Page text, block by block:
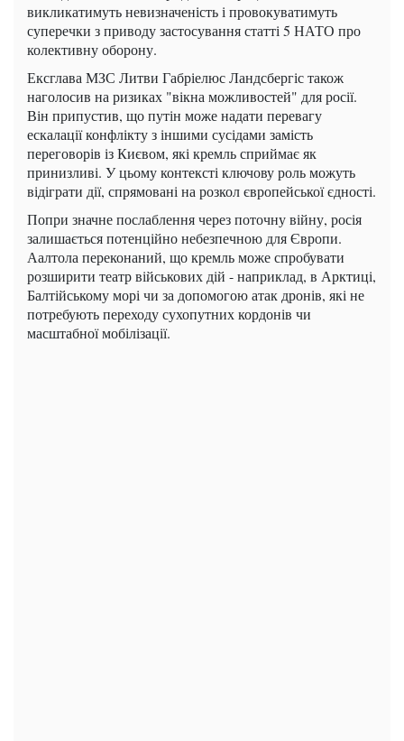
викликатимуть невизначеність і провокуватимуть
суперечки з приводу застосування статті 5 НАТО про
колективну оборону.
Ексглава МЗС Литви Габріелюс Ландсбергіс також
наголосив на ризиках "вікна можливостей" для росії.
Він припустив, що путін може надати перевагу
ескалації конфлікту з іншими сусідами замість
переговорів із Києвом, які кремль сприймає як
принизливі. У цьому контексті ключову роль можуть
відіграти дії, спрямовані на розкол європейської єдності.
Попри значне послаблення через поточну війну, росія
залишається потенційно небезпечною для Європи.
Аалтола переконаний, що кремль може спробувати
розширити театр військових дій - наприклад, в Арктиці,
Балтійському морі чи за допомогою атак дронів, які не
потребують переходу сухопутних кордонів чи
масштабної мобілізації.